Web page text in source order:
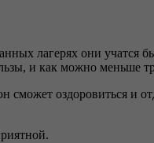
лагерях они учатся
и как можно меньше
оздоровиться и